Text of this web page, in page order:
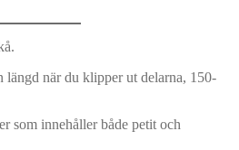
längd när du klipper ut delarna, 150-
som innehåller både petit och